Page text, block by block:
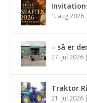
1. aug 2026
– så er
27. jul 2026 |
Traktor
21. jul 2026 |